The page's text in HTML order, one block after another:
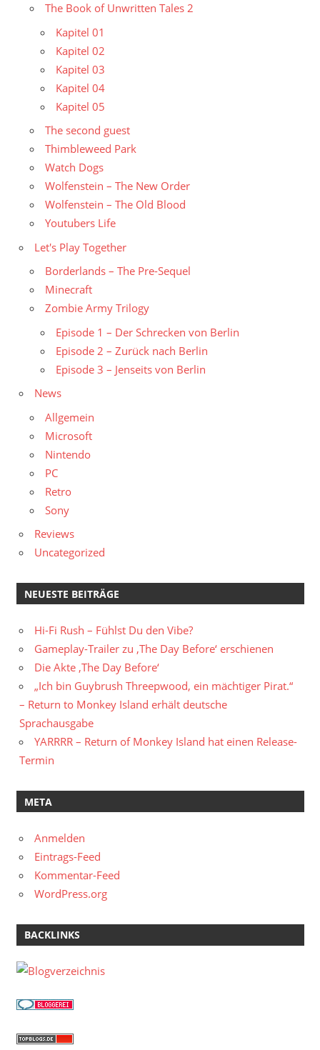
The Book of Unwritten Tales 2
Kapitel 01
Kapitel 02
Kapitel 03
Kapitel 04
Kapitel 05
The second guest
Thimbleweed Park
Watch Dogs
Wolfenstein – The New Order
Wolfenstein – The Old Blood
Youtubers Life
Let's Play Together
Borderlands – The Pre-Sequel
Minecraft
Zombie Army Trilogy
Episode 1 – Der Schrecken von Berlin
Episode 2 – Zurück nach Berlin
Episode 3 – Jenseits von Berlin
News
Allgemein
Microsoft
Nintendo
PC
Retro
Sony
Reviews
Uncategorized
NEUESTE BEITRÄGE
Hi-Fi Rush – Fühlst Du den Vibe?
Gameplay-Trailer zu ‚The Day Before‘ erschienen
Die Akte ‚The Day Before‘
„Ich bin Guybrush Threepwood, ein mächtiger Pirat.“
– Return to Monkey Island erhält deutsche
Sprachausgabe
YARRRR – Return of Monkey Island hat einen Release-
Termin
META
Anmelden
Eintrags-Feed
Kommentar-Feed
WordPress.org
BACKLINKS